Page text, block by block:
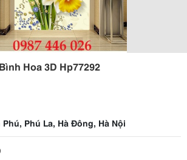
Hoa 3D Hp77292
Phú, Phú La, Hà Đông, Hà Nội